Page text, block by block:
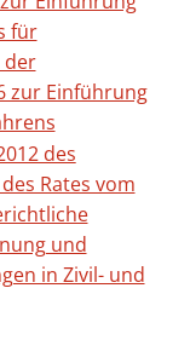
für
der
zur Einführung
des
Rates vom
und
in Zivil- und